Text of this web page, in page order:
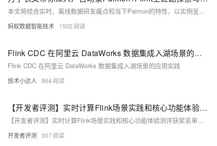
本文将结合实时、离线数据研发痛点和当下Paimon的特性，以实例呈现低门槛、低成本、分钟级延迟的流批一体化方案，点击文章阅读详细内容～
蚂蚁数据智能技术 1502
Flink CDC 在阿里云 DataWorks 数据集成入湖场景的应用实践
Flink CDC 在阿里云 DataWorks 数据集成入湖场景的应用实践
技术小达人 864
【开发者评测】实时计算Flink场景实践和核心功能体验测评获奖名单公布！
【开发者评测】实时计算Flink场景实践和核心功能体验测评获奖名单公布！
开发者评测 307